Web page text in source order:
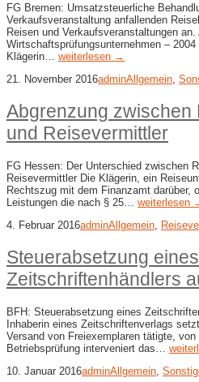
FG Bremen: Umsatzsteuerliche
Verkaufsveranstaltung anfallenden
Reisen und Verkaufsveranstaltungen
Wirtschaftsprüfungsunternehmen –
Klägerin… weiterlesen →
21. November 2016adminAllgemein
Abgrenzung zwischen
und Reisevermittler
FG Hessen: Der Unterschied zwischen
Reisevermittler Die Klägerin, ein
Rechtszug mit dem Finanzamt darüber,
Leistungen die nach § 25… weiterlesen
4. Februar 2016adminAllgemein
Steuerabsetzung eines
Zeitschriftenhändlers
BFH: Steuerabsetzung eines
Inhaberin eines Zeitschriftenverlags
Versand von Freiexemplaren tätigte,
Betriebsprüfung interveniert das…
10. Januar 2016adminAllgemein,